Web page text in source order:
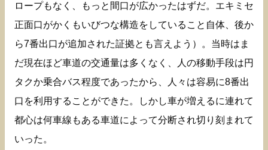
ロープもなく、もっと間口が広かったはずだ。エキミセ
正面口がかくもいびつな構造をしていること自体、後か
ら7番出口が追加された証拠とも言えよう）。当時はま
だ現在ほど車道の交通量は多くなく、人の移動手段は円
タクか乗合バス程度であったから、人々は容易に8番出
口を利用することができた。しかし車が増えるに連れて
都心は何車線もある車道によって分断され切り刻まれて
いった。